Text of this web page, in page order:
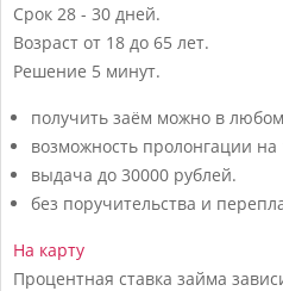
Срок 28 - 30 дней.
Возраст от 18 до 65 лет.
Решение 5 минут.
получить заём можно в
возможность пролонгации на
выдача до 30000 рублей.
без поручительства и
На карту
Процентная ставка займа